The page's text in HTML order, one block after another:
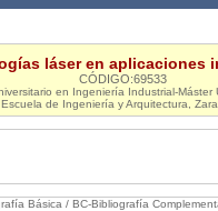
láser en aplicaciones
CÓDIGO:69533
en Ingeniería Industrial-
Escuela de Ingeniería y Arquitectura,
Básica / BC-Bibliografía